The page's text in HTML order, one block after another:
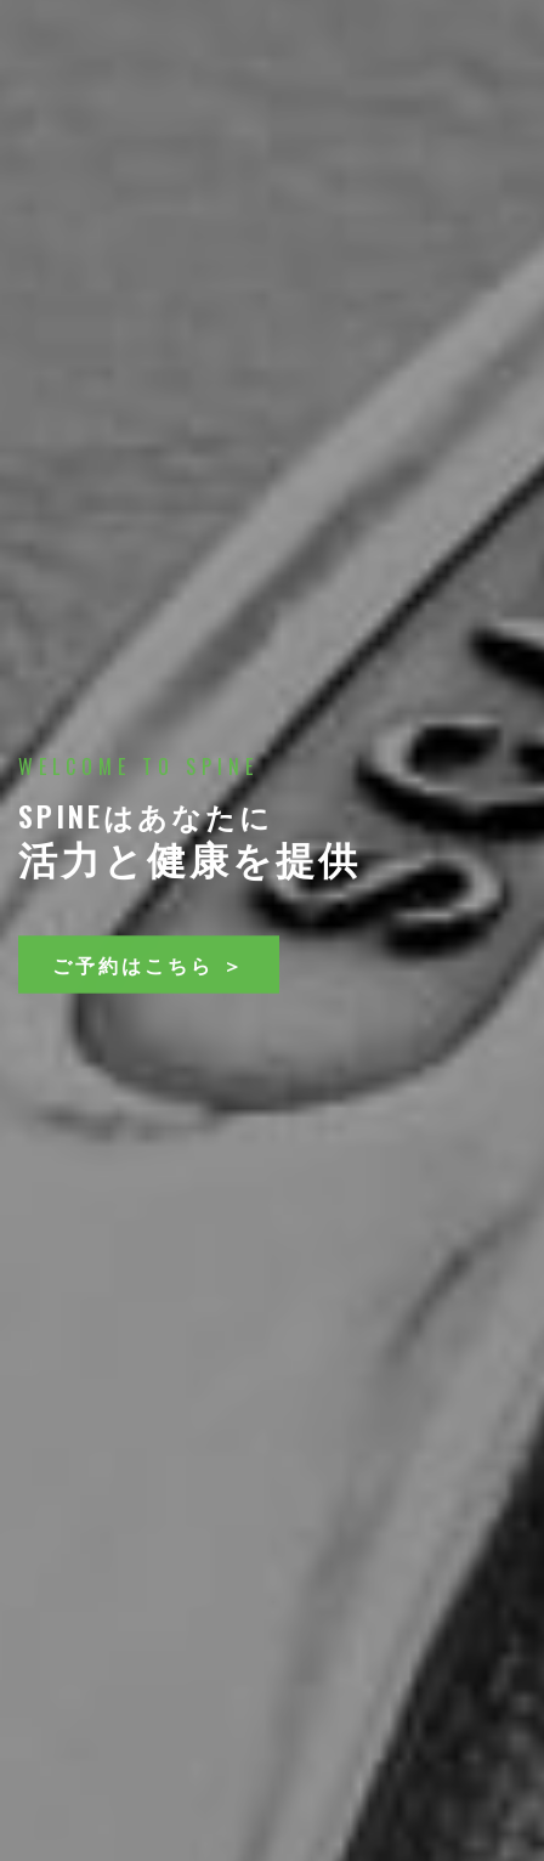
WELCOME TO SPINE
SPINEはあなたに
活力と健康を提供
ご予約はこちら ＞